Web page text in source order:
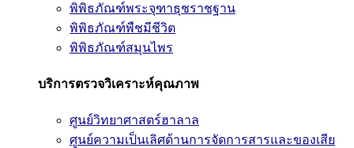
พิพิธภัณฑ์พระจุฑาธุชราชฐาน
พิพิธภัณฑ์พืชมีชีวิต
พิพิธภัณฑ์สมุนไพร
บริการตรวจวิเคราะห์คุณภาพ
ศูนย์วิทยาศาสตร์ฮาลาล
ศูนย์ความเป็นเลิศด้านการจัดการสารและของเสีย